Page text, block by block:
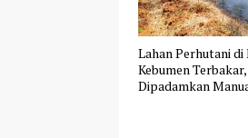
Lahan Perhutani di
Kebumen
Dipadamkan